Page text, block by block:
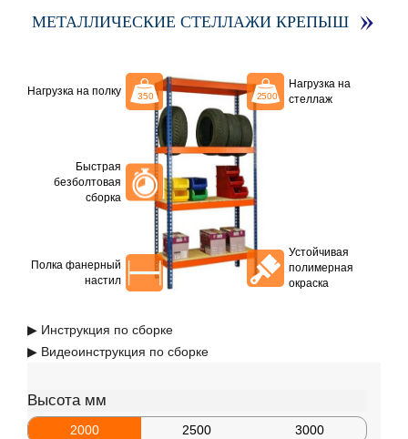
МЕТАЛЛИЧЕСКИЕ СТЕЛЛАЖИ КРЕПЫШ
Нагрузка на полку
Нагрузка на
стеллаж
Быстрая
безболтовая
сборка
Полка фанерный
настил
Устойчивая
полимерная
окраска
▶ Инструкция по сборке
▶ Видеоинструкция по сборке
Высота мм
2000 2500 3000